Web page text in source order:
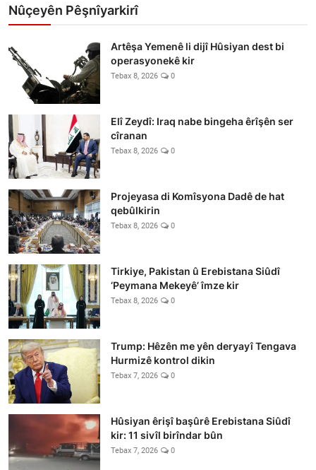
Nûçeyên Pêşnîyarkirî
Artêşa Yemenê li dijî Hûsiyan dest bi
operasyonekê kir
Tebax 8, 2026 0
Elî Zeydî: Iraq nabe bingeha êrîşên ser
cîranan
Tebax 8, 2026 0
Projeyasa di Komîsyona Dadê de hat
qebûlkirin
Tebax 8, 2026 0
Tirkiye, Pakistan û Erebistana Siûdî
‘Peymana Mekeyê’ îmze kir
Tebax 8, 2026 0
Trump: Hêzên me yên deryayî Tengava
Hurmizê kontrol dikin
Tebax 7, 2026 0
Hûsiyan êrişî başûrê Erebistana Siûdî
kir: 11 sivîl birîndar bûn
Tebax 7, 2026 0